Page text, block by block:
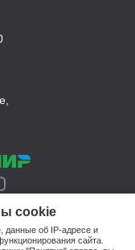
cookie
данные об IP-адресе и
сайта.